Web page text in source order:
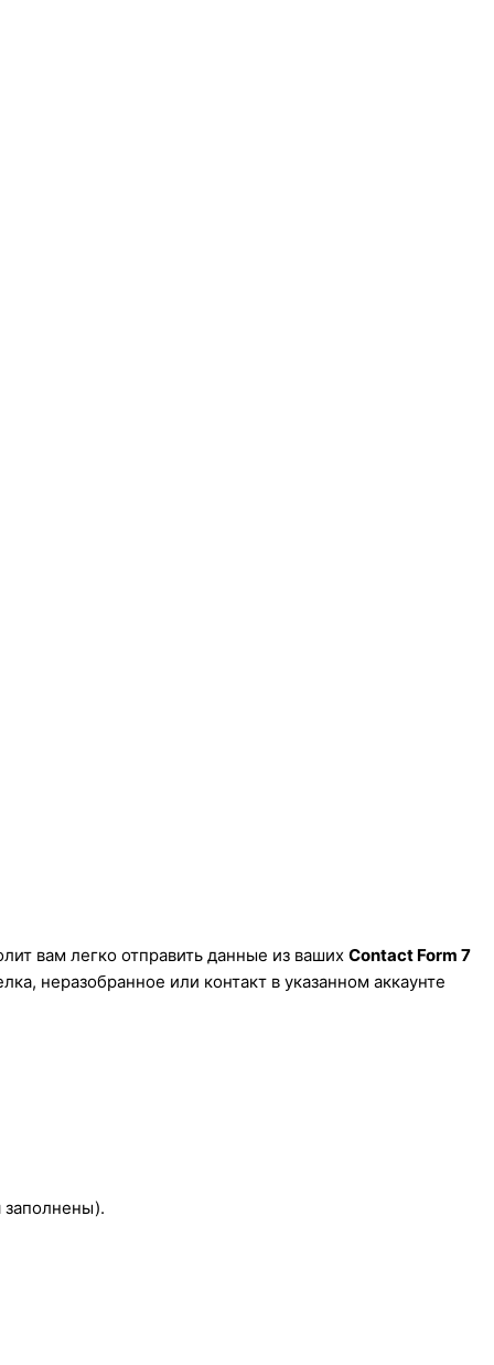
вам легко отправить данные из ваших Contact Form 7
неразобранное или контакт в указанном аккаунте
заполнены).